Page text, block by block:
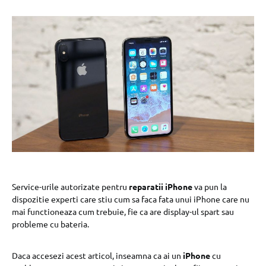
Service-urile autorizate pentru reparatii iPhoneva pun la
dispozitie experti care stiu cum sa faca fata unui iPhone care nu
mai functioneaza cum trebuie, fie ca are display-ul spart sau
probleme cu bateria.
Daca accesezi acest articol, inseamna ca ai un iPhonecu